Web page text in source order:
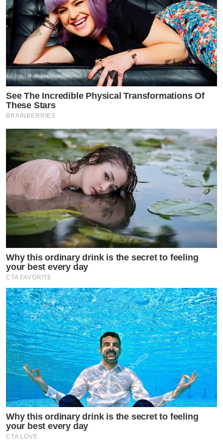
See The Incredible Physical Transformations Of
These Stars
BRAINBERRIES
Why this ordinary drink is the secret to feeling
your best every day
CTA FAVORITE
Why this ordinary drink is the secret to feeling
your best every day
CTA LOVE